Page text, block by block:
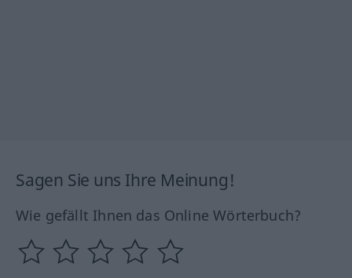
Sagen Sie uns Ihre Meinung!
Wie gefällt Ihnen das Online Wörterbuch?